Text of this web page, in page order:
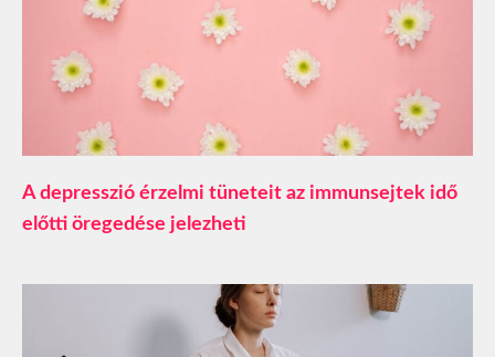
A depresszió érzelmi tüneteit az immunsejtek idő
előtti öregedése jelezheti